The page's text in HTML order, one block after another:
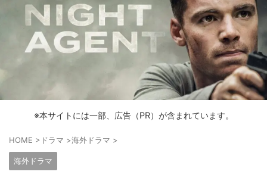
※本サイトには一部、広告（PR）が含まれています。
HOME > ドラマ >海外ドラマ >
海外ドラマ